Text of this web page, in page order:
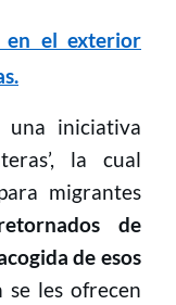
en el exterior
una iniciativa
la cual
migrantes
de
de esos
se les ofrecen